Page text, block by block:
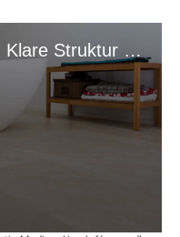
Travertin Medium Line - Klare Struktur mit Atmosphäre